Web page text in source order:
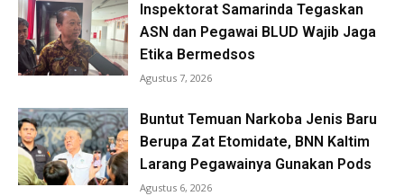
Inspektorat Samarinda Tegaskan
ASN dan Pegawai BLUD Wajib Jaga
Etika Bermedsos
Agustus 7, 2026
Buntut Temuan Narkoba Jenis Baru
Berupa Zat Etomidate, BNN Kaltim
Larang Pegawainya Gunakan Pods
Agustus 6, 2026